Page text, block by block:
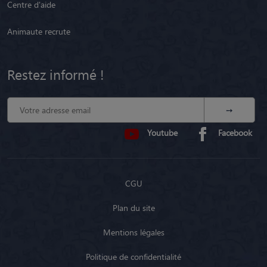
Centre d'aide
Animaute recrute
Restez informé !
Youtube Facebook
CGU
Plan du site
Mentions légales
Politique de confidentialité